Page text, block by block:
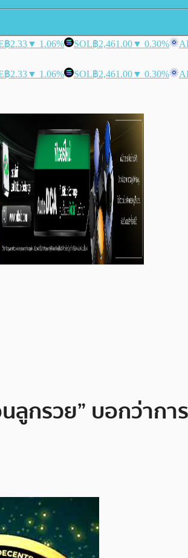
฿2.33▼ 1.06% SOL฿2,461.00▼ 0.30%
฿2.33▼ 1.06% SOL฿2,461.00▼ 0.30%
กรวย” บอกว่ากา